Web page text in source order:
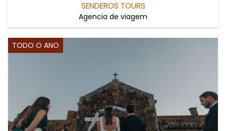
SENDEROS TOURS
Agencia de viagem
TODO O ANO